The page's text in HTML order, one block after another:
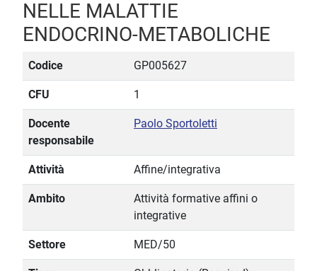
NELLE MALATTIE
ENDOCRINO-METABOLICHE
Codice GP005627
CFU 1
Docente
responsabile
Paolo Sportoletti
Attività Affine/integrativa
Ambito
Attività formative affini o
integrative
Settore MED/50